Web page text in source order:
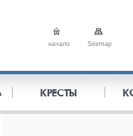
начало Sitemap